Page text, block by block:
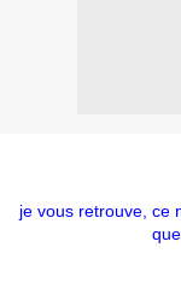
je vous retrouve, ce